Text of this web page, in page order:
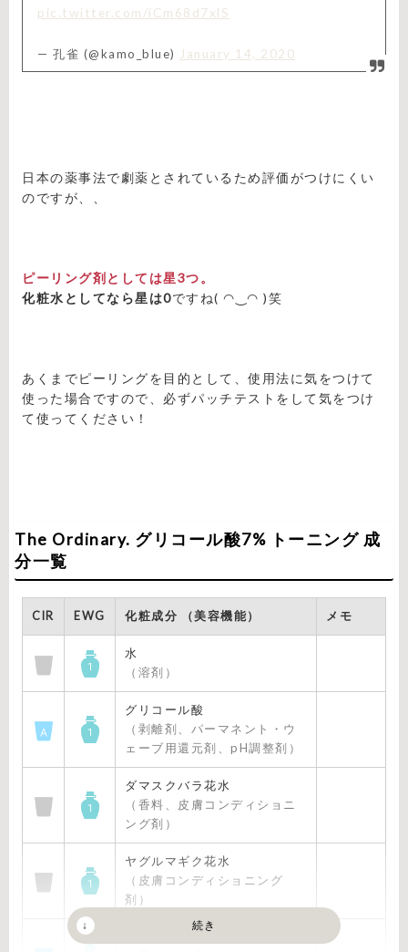
pic.twitter.com/iCm68d7xlS
— 孔雀 (@kamo_blue) January 14, 2020
日本の薬事法で劇薬とされているため評価がつけにくい
のですが、、
ピーリング剤としては星3つ。
化粧水としてなら星は0ですね( ◠‿◠ )笑
あくまでピーリングを目的として、使用法に気をつけて
使った場合ですので、必ずパッチテストをして気をつけ
て使ってください！
The Ordinary. グリコール酸7% トーニング 成
分一覧
CIR EWG 化粧成分 （美容機能） メモ
水
（溶剤）
グリコール酸
（剥離剤、パーマネント・ウ
ェーブ用還元剤、pH調整剤）
ダマスクバラ花水
（香料、皮膚コンディショニ
ング剤）
ヤグルマギク花水
（皮膚コンディショニング
剤）